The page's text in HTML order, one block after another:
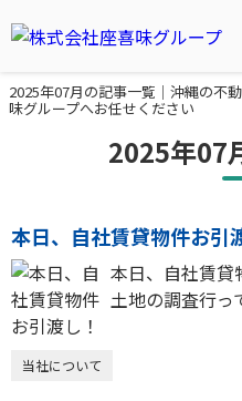
2025年07月の記事一覧｜沖縄の不
味グループへお任せください
2025年07
本日、自社賃貸物件お引
本日、自社賃貸
土地の調査行っ
当社について